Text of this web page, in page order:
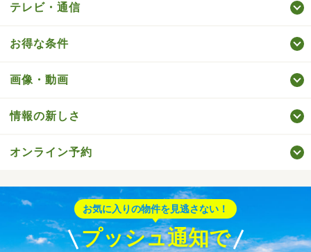
テレビ・通信
お得な条件
画像・動画
情報の新しさ
オンライン予約
お気に入りの物件を見逃さない！
プッシュ通知で